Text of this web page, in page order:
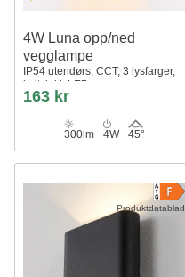
4W Luna opp/ned
vegglampe
IP54 utendørs, CCT, 3 lysfarger,
hvit, inkl. LED
163 kr
300lm 4W 45°
Produktdatablad